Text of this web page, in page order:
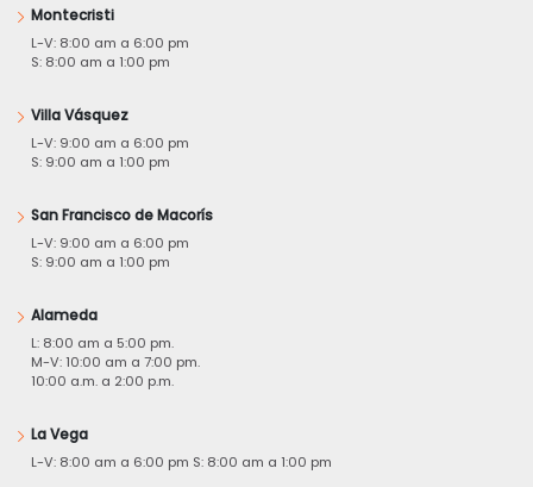
Montecristi
L-V: 8:00 am a 6:00 pm
S: 8:00 am a 1:00 pm
Villa Vásquez
L-V: 9:00 am a 6:00 pm
S: 9:00 am a 1:00 pm
San Francisco de Macorís
L-V: 9:00 am a 6:00 pm
S: 9:00 am a 1:00 pm
Alameda
L: 8:00 am a 5:00 pm.
M-V: 10:00 am a 7:00 pm.
10:00 a.m. a 2:00 p.m.
La Vega
L-V: 8:00 am a 6:00 pm S: 8:00 am a 1:00 pm